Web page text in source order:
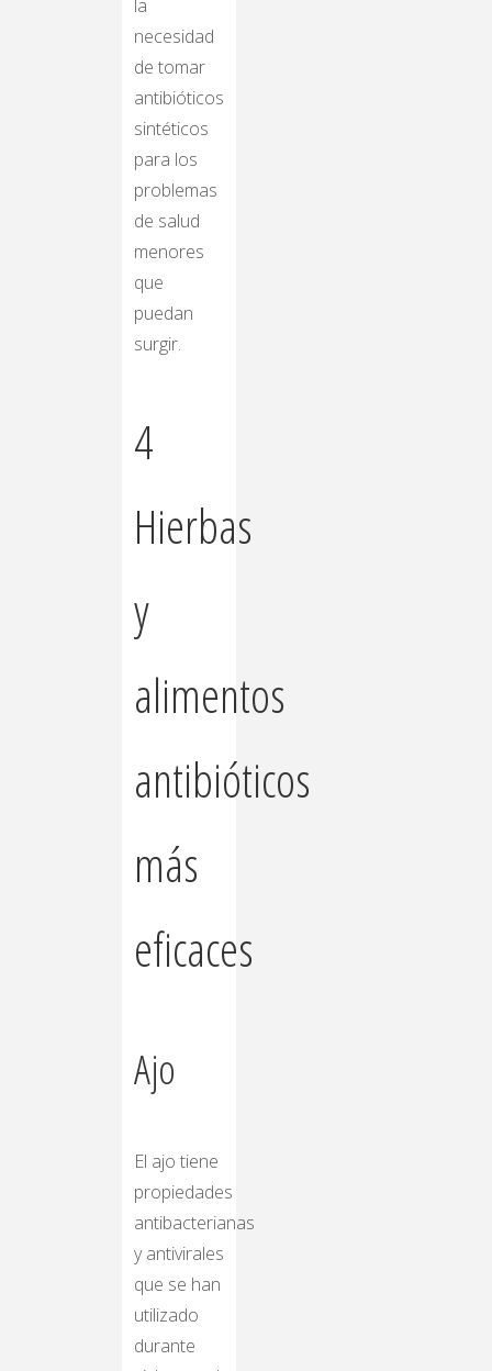
la
necesidad
de tomar
antibióticos
sintéticos
para los
problemas
de salud
menores
que
puedan
surgir.
4
Hierbas
y
alimentos
antibióticos
más
eficaces
Ajo
El ajo tiene
propiedades
antibacterianas
y antivirales
que se han
utilizado
durante